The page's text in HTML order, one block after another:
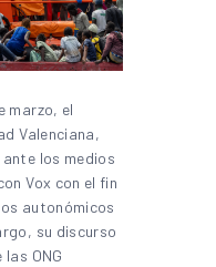
marzo, el
Valenciana,
los medios
Vox con el fin
autonómicos
su discurso
ONG